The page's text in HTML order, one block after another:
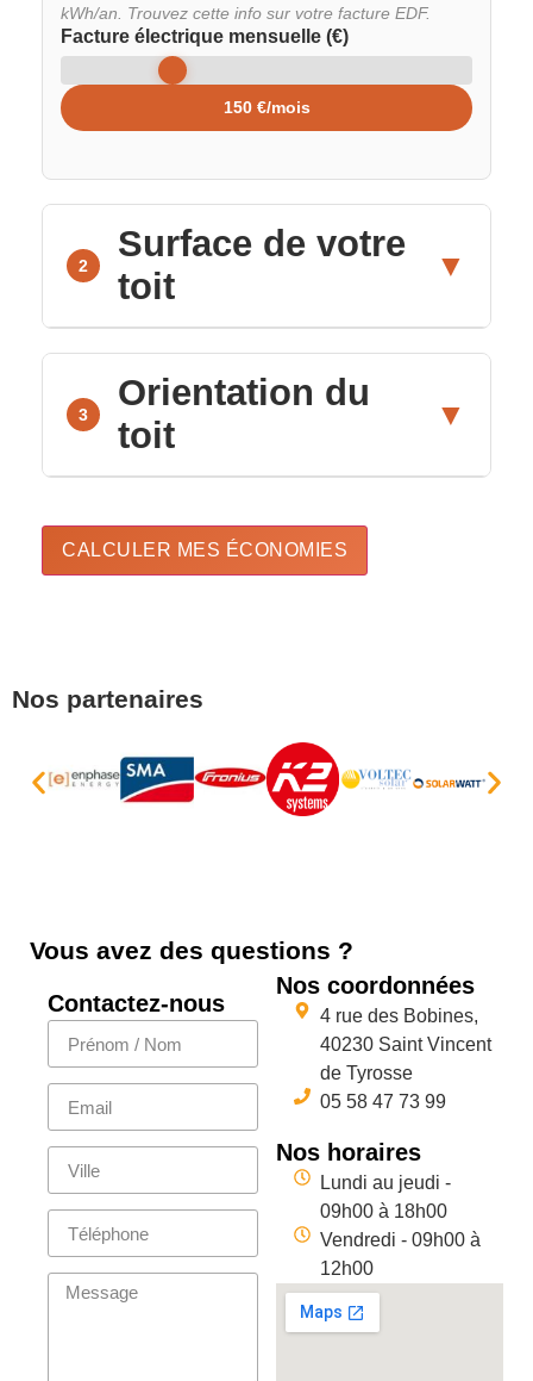
kWh/an. Trouvez cette info sur votre facture EDF.
Facture électrique mensuelle (€)
150 €/mois
2
Surface de votre
toit
▼
3
Orientation du
toit
▼
CALCULER MES ÉCONOMIES
Nos partenaires
Vous avez des questions ?
Contactez-nous
Nos coordonnées
4 rue des Bobines,
40230 Saint Vincent
de Tyrosse
05 58 47 73 99
Nos horaires
Lundi au jeudi -
09h00 à 18h00
Vendredi - 09h00 à
12h00